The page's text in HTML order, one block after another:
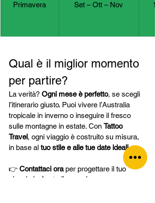
Primavera Set – Ott – Nov
Qual è il miglior momento
per partire?
La verità? Ogni mese è perfetto, se scegli
l’itinerario giusto. Puoi vivere l’Australia
tropicale in inverno o inseguire il fresco
sulle montagne in estate. Con Tattoo
Travel, ogni viaggio è costruito su misura,
in base al tuo stile e alle tue date ideali.
👉 Contattaci ora per progettare il tuo
viaggio in Australia su misura